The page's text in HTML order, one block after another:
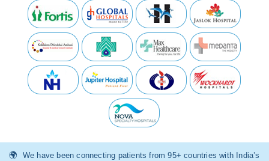
We have been connecting patients from 95+ countries with India’s